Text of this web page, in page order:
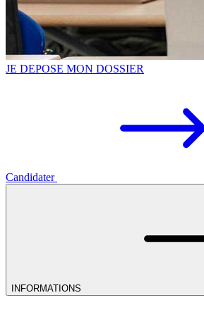
JE DEPOSE MON DOSSIER
Candidater
INFORMATIONS